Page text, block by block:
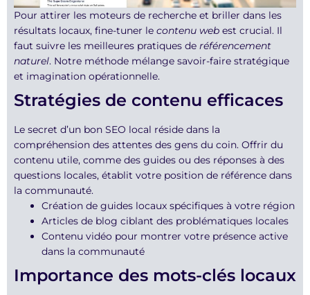
Pour attirer les moteurs de recherche et briller dans les
résultats locaux, fine-tuner le contenu web est crucial. Il
faut suivre les meilleures pratiques de référencement
naturel. Notre méthode mélange savoir-faire stratégique
et imagination opérationnelle.
Stratégies de contenu efficaces
Le secret d’un bon SEO local réside dans la
compréhension des attentes des gens du coin. Offrir du
contenu utile, comme des guides ou des réponses à des
questions locales, établit votre position de référence dans
la communauté.
Création de guides locaux spécifiques à votre région
Articles de blog ciblant des problématiques locales
Contenu vidéo pour montrer votre présence active
dans la communauté
Importance des mots-clés locaux